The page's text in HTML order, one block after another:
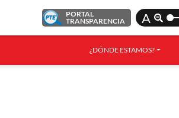
PORTAL
TRANSPARENCIA
A
¿DÓNDE ESTAMOS?